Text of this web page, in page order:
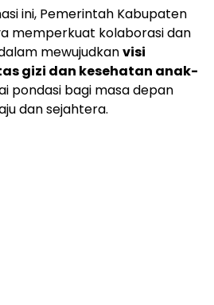
ini, Pemerintah Kabupaten
memperkuat kolaborasi dan
mewujudkanvisi
gizi dan kesehatan anak-
pondasi bagi masa depan
dan sejahtera.